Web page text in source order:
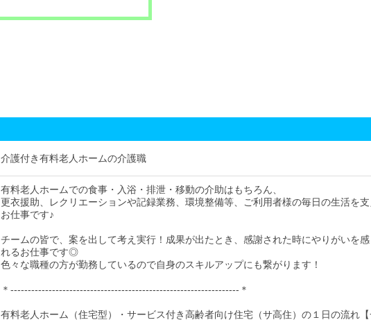
介護付き有料老人ホームの介護職
有料老人ホームでの食事・入浴・排泄・移動の介助はもちろん、
更衣援助、レクリエーションや記録業務、環境整備等、ご利用者様の毎日の生活を
お仕事です♪
チームの皆で、案を出して考え実行！成果が出たとき、感謝された時にやりがいを
れるお仕事です◎
色々な職種の方が勤務しているので自身のスキルアップにも繋がります！
＊------------------------------------------------------------------＊
有料老人ホーム（住宅型）・サービス付き高齢者向け住宅（サ高住）の１日の流れ